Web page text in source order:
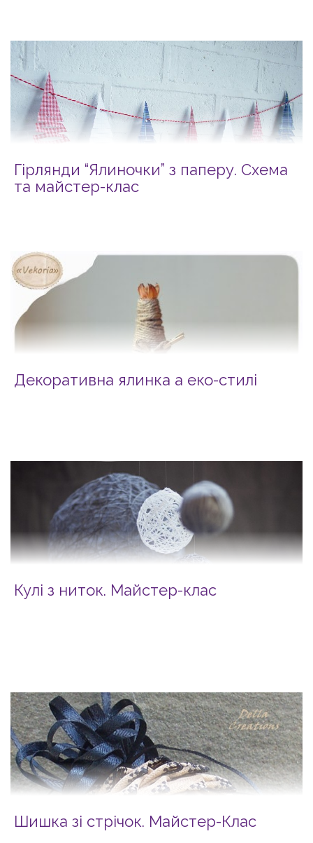
Гірлянди “Ялиночки” з паперу. Схема
та майстер-клас
Декоративна ялинка а еко-стилі
Кулі з ниток. Майстер-клас
Шишка зі стрічок. Майстер-Клас